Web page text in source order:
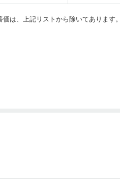
は、上記リストから除いてあります。